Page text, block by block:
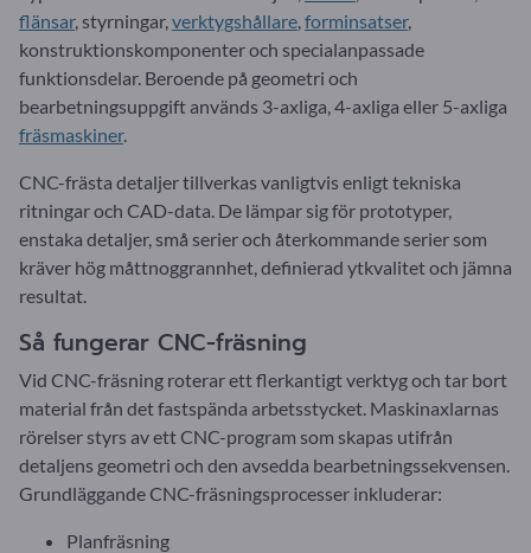
flänsar, styrningar, verktygshållare forminsatser,
konstruktionskomponenter och specialanpassade
funktionsdelar. Beroende på geometri och
bearbetningsuppgift används 3-axliga, 4-axliga eller 5-axliga
fräsmaskiner.
CNC-frästa detaljer tillverkas vanligtvis enligt tekniska
ritningar och CAD-data. De lämpar sig för prototyper,
enstaka detaljer, små serier och återkommande serier som
kräver hög måttnoggrannhet, definierad ytkvalitet och jämna
resultat.
Så fungerar CNC-fräsning
Vid CNC-fräsning roterar ett flerkantigt verktyg och tar bort
material från det fastspända arbetsstycket. Maskinaxlarnas
rörelser styrs av ett CNC-program som skapas utifrån
detaljens geometri och den avsedda bearbetningssekvensen.
Grundläggande CNC-fräsningsprocesser inkluderar:
Planfräsning